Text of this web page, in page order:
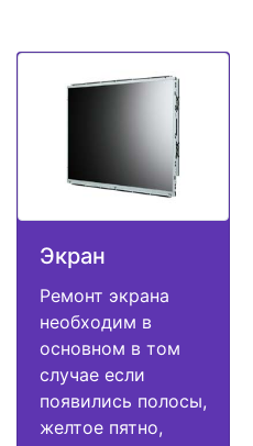
Экран
Ремонт экрана
необходим в
основном в том
случае если
появились полосы,
желтое пятно,